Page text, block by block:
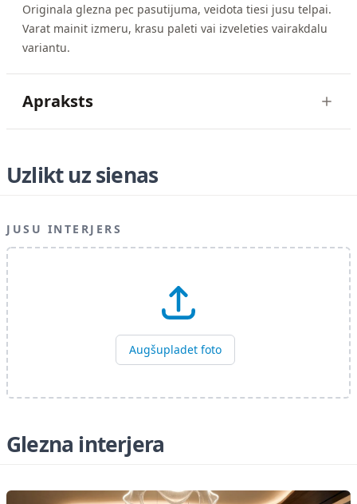
Originala glezna pec pasutijuma, veidota tiesi jusu telpai.
Varat mainit izmeru, krasu paleti vai izveleties vairakdalu
variantu.
Apraksts
Uzlikt uz sienas
JUSU INTERJERS
Augšupladet foto
Glezna interjera